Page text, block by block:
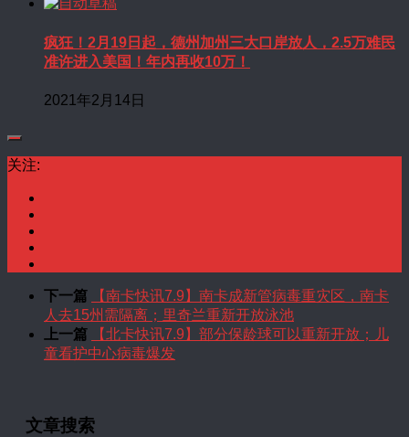
疯狂！2月19日起，德州加州三大口岸放人，2.5万难民
准许进入美国！年内再收10万！
2021年2月14日
关注:
下一篇
【南卡快讯7.9】南卡成新管病毒重灾区，南卡
人去15州需隔离；里奇兰重新开放泳池
上一篇
【北卡快讯7.9】部分保龄球可以重新开放；儿
童看护中心病毒爆发
文章搜索